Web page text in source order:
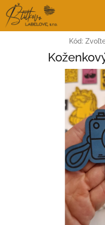
Prejsť
na
obsah
Kód: